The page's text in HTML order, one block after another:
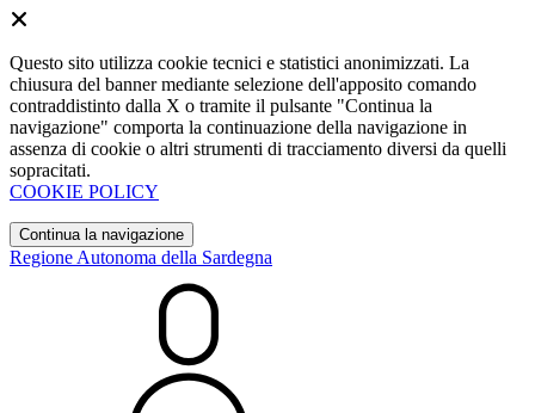
Questo sito utilizza cookie tecnici e statistici anonimizzati. La
chiusura del banner mediante selezione dell'apposito comando
contraddistinto dalla X o tramite il pulsante "Continua la
navigazione" comporta la continuazione della navigazione in
assenza di cookie o altri strumenti di tracciamento diversi da quelli
sopracitati.
COOKIE POLICY
Continua la navigazione
Regione Autonoma della Sardegna